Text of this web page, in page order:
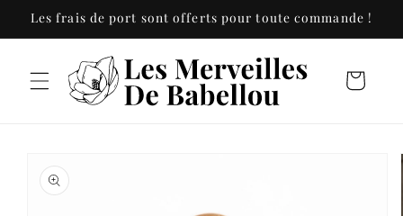
passer
au
Les frais de port sont offerts pour toute commande !
Panier
informations
produits